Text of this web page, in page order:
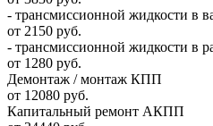
- трансмиссионной жидкости в
от 2150 руб.
- трансмиссионной жидкости в
от 1280 руб.
Демонтаж / монтаж КПП
от 12080 руб.
Капитальный ремонт АКПП